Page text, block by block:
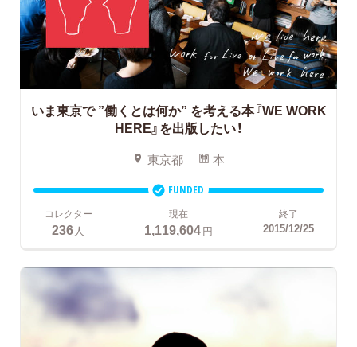
いま東京で ”働くとは何か” を考える本『WE WORK
HERE』を出版したい！
東京都 本
FUNDED
コレクター
236 人
現在
1,119,604円
終了
2015/12/25